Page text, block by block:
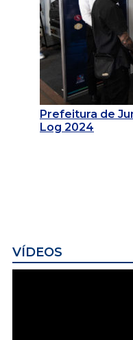
Prefeitura de
Log 2024
VÍDEOS